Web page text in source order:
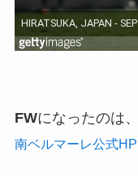
FWになったのは、
南ベルマーレ公式HP